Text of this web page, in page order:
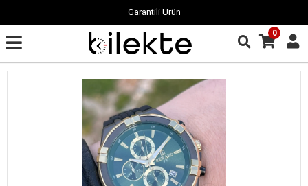
Garantili Ürün
0